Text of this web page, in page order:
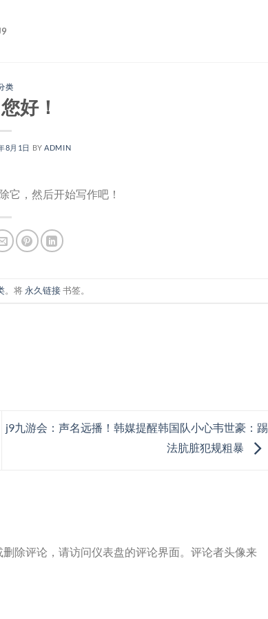
类
好！
8月1日 BY ADMIN
它，然后开始写作吧！
。将永久链接书签。
j9九游会：声名远播！韩媒提醒韩国队小心韦世豪：踢
法肮脏犯规粗暴
除评论，请访问仪表盘的评论界面。评论者头像来